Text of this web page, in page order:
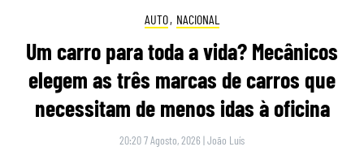
AUTO, NACIONAL
Um carro para toda a vida? Mecânicos
elegem as três marcas de carros que
necessitam de menos idas à oficina
20:20 7 Agosto, 2026 |João Luís